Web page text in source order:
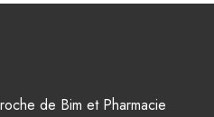
de Bim et Pharmacie